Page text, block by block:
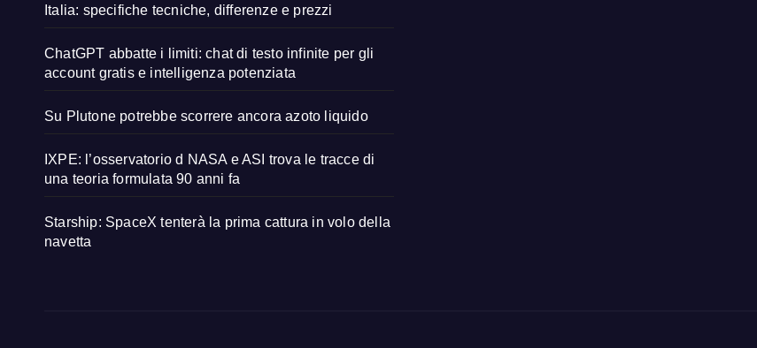
Italia: specifiche tecniche, differenze e prezzi
ChatGPT abbatte i limiti: chat di testo infinite per gli
account gratis e intelligenza potenziata
Su Plutone potrebbe scorrere ancora azoto liquido
IXPE: l’osservatorio d NASA e ASI trova le tracce di
una teoria formulata 90 anni fa
Starship: SpaceX tenterà la prima cattura in volo della
navetta